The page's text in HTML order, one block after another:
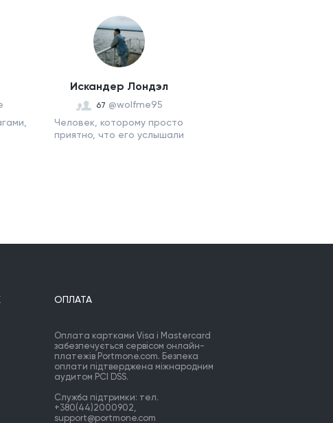
Искандер Лондэл
67 @wolfme95
Человек, которому просто
приятно, что его услышали
ОПЛАТА
Оплата картками Visa і Mastercard
забезпечується сервісом онлайн-
платежів Portmone.com. Безпека
оплати підтверджена міжнародним
аудитом PCI DSS.
Служба підтримки: тел.
+380(44)2000902,
support@portmone.com